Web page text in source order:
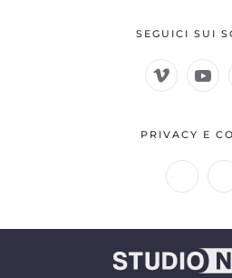
SEGUICI SUI
PRIVACY E